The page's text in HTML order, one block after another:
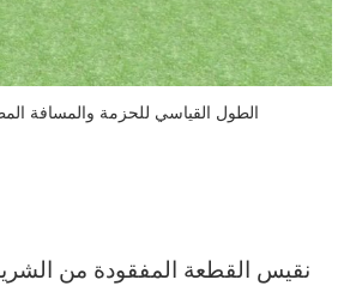
الطول القياسي للحزمة والمسافة
نقيس القطعة المفقودة من